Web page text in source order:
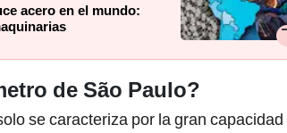
acero en el mundo:
de São Paulo?
se caracteriza por la gran capacidad